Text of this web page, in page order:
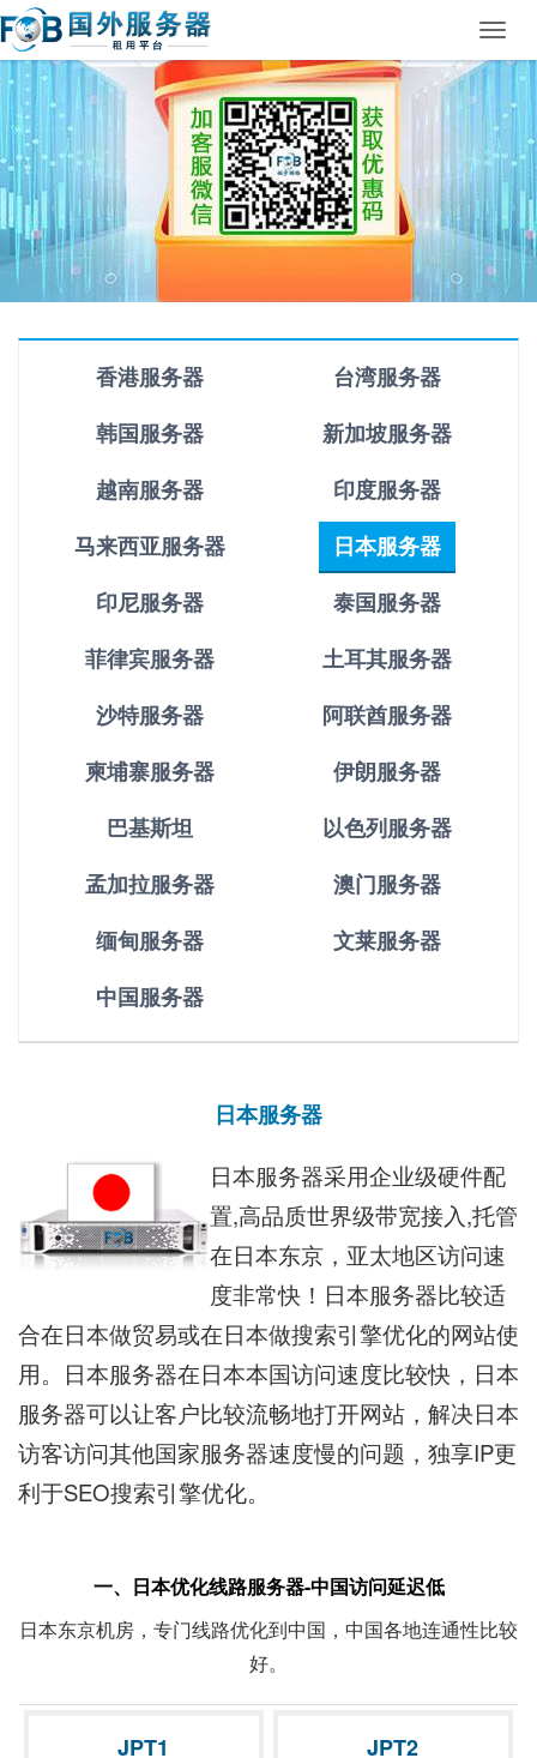
香港服务器
台湾服务器
韩国服务器
新加坡服务器
越南服务器
印度服务器
马来西亚服务器
日本服务器
印尼服务器
泰国服务器
菲律宾服务器
土耳其服务器
沙特服务器
阿联酋服务器
柬埔寨服务器
伊朗服务器
巴基斯坦
以色列服务器
孟加拉服务器
澳门服务器
缅甸服务器
文莱服务器
中国服务器
日本服务器
日本服务器采用企业级硬件配
置,高品质世界级带宽接入,托管
在日本东京，亚太地区访问速
度非常快！ 日本服务器比较适
合在日本做贸易或在日本做搜索引擎优化的网站使
用。
日本服务器在日本本国访问速度比较快， 日本
服务器可以让客户比较流畅地打开网站，解决日本
访客访问其他国家服务器速度慢的问题，独享IP更
利于SEO搜索引擎优化。
一、日本优化线路服务器-中国访问延迟低
日本东京机房，专门线路优化到中国，中国各地连通性比较
好。
JPT1 JPT2